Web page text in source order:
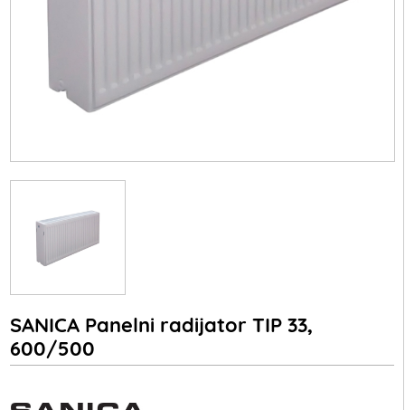
SANICA Panelni radijator TIP 33,
600/500